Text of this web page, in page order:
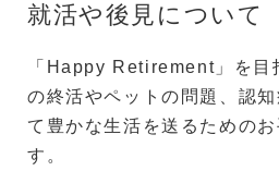
就活や後見について
「Happy Retirement」を目
の終活やペットの問題、認
て豊かな生活を送るための
す。